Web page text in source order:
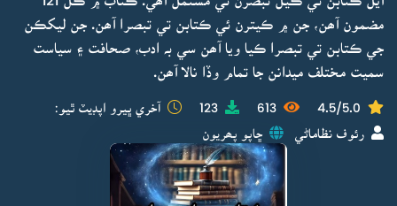
مضمون آھن، جن ۾ ڪيترن ئي ڪتابن تي تبصرا آھن. جن ليکڪن
جي ڪتابن تي تبصرا ڪيا ويا آھن سي بہ ادب، صحافت ۽ سياست
سميت مختلف ميدانن جا تمام وڏا نالا آھن.
4.5/5.0
613
123 آخري ڀيرو اپڊيٽ ٿيو:
رئوف نظاماڻي ڇاپو پھريون